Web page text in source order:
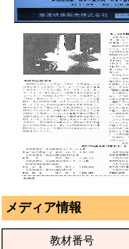
メディア情報
教材番号